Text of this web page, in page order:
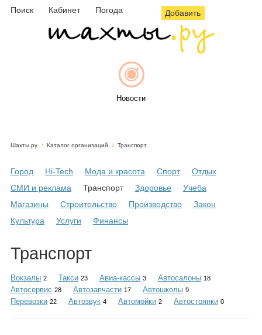
Поиск Кабинет Погода Добавить
Новости
Объявления
Шахты.ру Каталог организаций Транспорт
Город Hi-Tech Мода и красота Спорт
Отдых
СМИ и реклама
Транспорт Здоровье
Учеба
Магазины
Строительство Производство
Закон
Культура
Услуги Финансы
Транспорт
Вокзалы 2 Такси 23 Авиа-кассы 3 Автосалоны 18
Автосервис 28 Автозапчасти 17 Автошколы 9
Перевозки 22 Автозвук 4 Автомойки 2 Автостоянки 0